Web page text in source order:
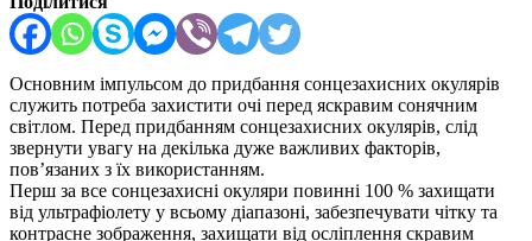
Основним імпульсом до придбання сонцезахисних окулярів
служить потреба захистити очі перед яскравим сонячним
світлом. Перед придбанням сонцезахисних окулярів, слід
звернути увагу на декілька дуже важливих факторів,
пов’язаних з їх використанням.
Перш за все сонцезахисні окуляри повинні 100 % захищати
від ультрафіолету у всьому діапазоні, забезпечувати чітку та
контрасне зображення, захищати від осліплення скравим